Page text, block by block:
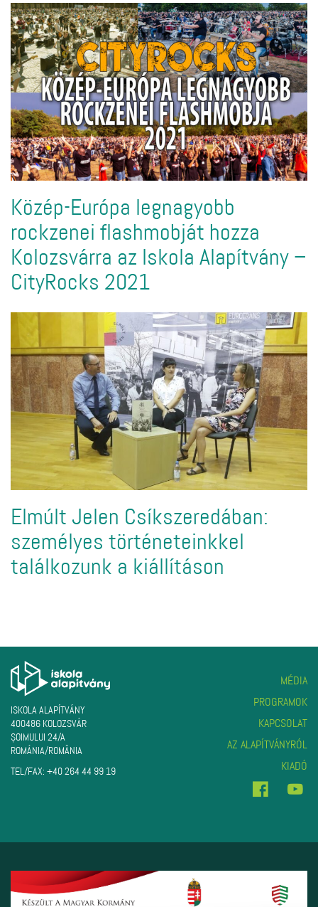
Közép-Európa legnagyobb
rockzenei flashmobját hozza
Kolozsvárra az Iskola Alapítvány –
CityRocks 2021
Elmúlt Jelen Csíkszeredában:
személyes történeteinkkel
találkozunk a kiállításon
ISKOLA ALAPÍTVÁNY
400486 KOLOZSVÁR
ŞOIMULUI 24/A
ROMÁNIA/ROMÂNIA
TEL/FAX: +40 264 44 99 19
MÉDIA
PROGRAMOK
KAPCSOLAT
AZ ALAPÍTVÁNYRÓL
KIADÓ